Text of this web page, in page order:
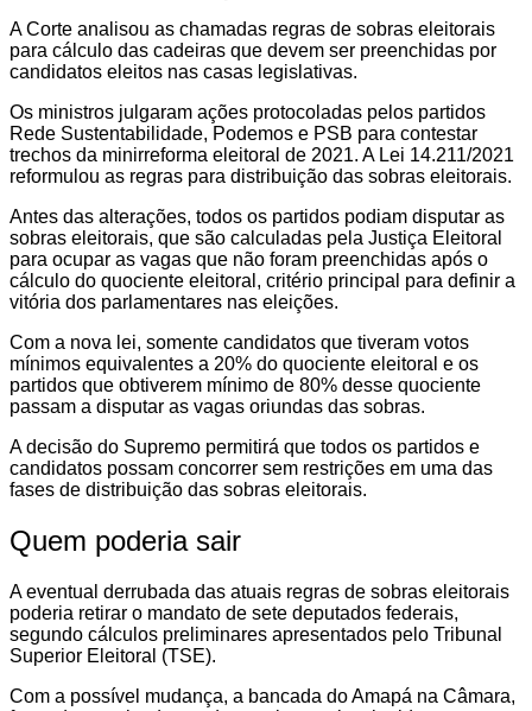
A Corte analisou as chamadas regras de sobras eleitorais
para cálculo das cadeiras que devem ser preenchidas por
candidatos eleitos nas casas legislativas.
Os ministros julgaram ações protocoladas pelos partidos
Rede Sustentabilidade, Podemos e PSB para contestar
trechos da minirreforma eleitoral de 2021. A Lei 14.211/2021
reformulou as regras para distribuição das sobras eleitorais.
Antes das alterações, todos os partidos podiam disputar as
sobras eleitorais, que são calculadas pela Justiça Eleitoral
para ocupar as vagas que não foram preenchidas após o
cálculo do quociente eleitoral, critério principal para definir a
vitória dos parlamentares nas eleições.
Com a nova lei, somente candidatos que tiveram votos
mínimos equivalentes a 20% do quociente eleitoral e os
partidos que obtiverem mínimo de 80% desse quociente
passam a disputar as vagas oriundas das sobras.
A decisão do Supremo permitirá que todos os partidos e
candidatos possam concorrer sem restrições em uma das
fases de distribuição das sobras eleitorais.
Quem poderia sair
A eventual derrubada das atuais regras de sobras eleitorais
poderia retirar o mandato de sete deputados federais,
segundo cálculos preliminares apresentados pelo Tribunal
Superior Eleitoral (TSE).
Com a possível mudança, a bancada do Amapá na Câmara,